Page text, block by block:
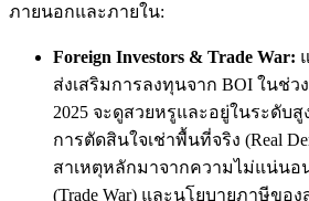
ภายนอกและภายใน:
Foreign Investors & Trade War:
ส่งเสริมการลงทุนจาก BOI ในช่ว
2025 จะดูสวยหรูและอยู่ในระดับ
การตัดสินใจเช่าพื้นที่จริง (Real
สาเหตุหลักมาจากความไม่แน่นอ
(Trade War) และนโยบายภาษีขอ